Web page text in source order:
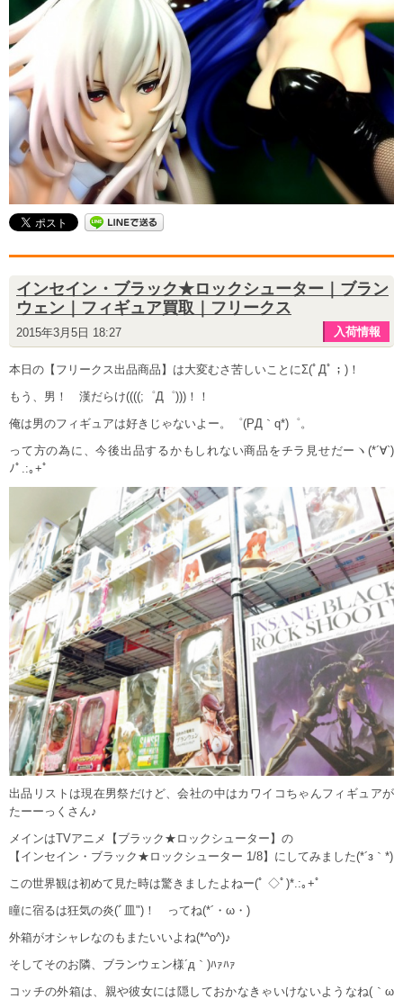
インセイン・ブラック★ロックシューター｜ブラン
ウェン｜フィギュア買取｜フリークス
2015年3月5日 18:27 入荷情報
本日の【フリークス出品商品】は大変むさ苦しいことにΣ(ﾟДﾟ；)！
もう、男！ 漢だらけ((((;゜Д゜)))！！
俺は男のフィギュアは好きじゃないよー。゜(PД｀q*)゜。
って方の為に、今後出品するかもしれない商品をチラ見せだーヽ(*´∀`)
ﾉﾟ.:｡+ﾟ
出品リストは現在男祭だけど、会社の中はカワイコちゃんフィギュアが
たーーっくさん♪
メインはTVアニメ【ブラック★ロックシューター】の
【インセイン・ブラック★ロックシューター 1/8】にしてみました(*´з｀*)
この世界観は初めて見た時は驚きましたよねー(ﾟ ◇ﾟ)*.:｡+ﾟ
瞳に宿るは狂気の炎(ﾞ皿")！ ってね(*´・ω・)
外箱がオシャレなのもまたいいよね(*^o^)♪
そしてそのお隣、ブランウェン様´д｀)ﾊｧﾊｧ
コッチの外箱は、親や彼女には隠しておかなきゃいけないようなね(｀ω